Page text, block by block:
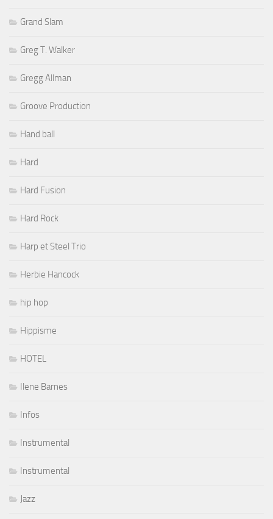
Grand Slam
Greg T. Walker
Gregg Allman
Groove Production
Hand ball
Hard
Hard Fusion
Hard Rock
Harp et Steel Trio
Herbie Hancock
hip hop
Hippisme
HOTEL
Ilene Barnes
Infos
Instrumental
Instrumental
Jazz